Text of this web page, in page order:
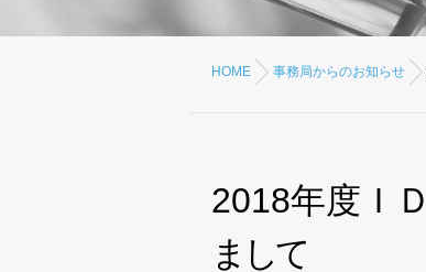
HOME 事務局からのお知らせ
2018年度Ｉ Ｄ
ま して